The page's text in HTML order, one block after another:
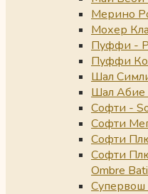
Мерино
Мохер
Пуффи -
Пуффи
Шал
Шал Абие
Софти -
Софти
Софти
Софти
Ombre
Супервош